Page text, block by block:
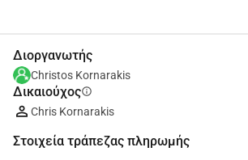
Διοργανωτής
Christos Kornarakis
Δικαιούχοςinfo
Chris Kornarakis
Στοιχεία τράπεζας πληρωμής